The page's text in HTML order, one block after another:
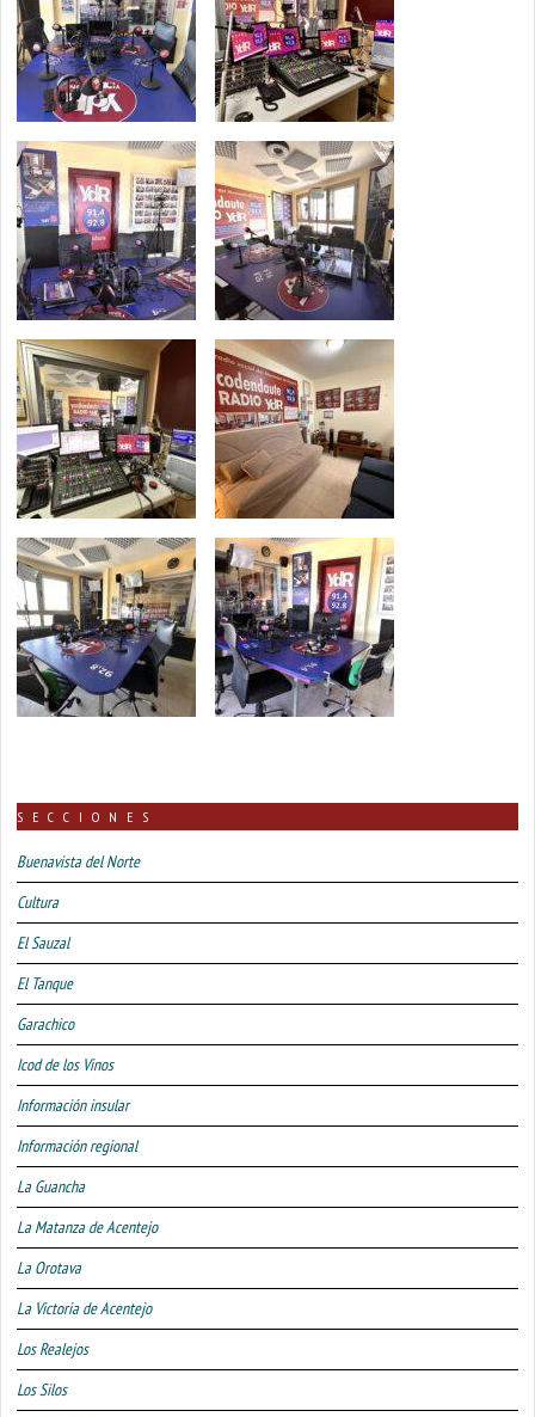
SECCIONES
Buenavista del Norte
Cultura
El Sauzal
El Tanque
Garachico
Icod de los Vinos
Información insular
Información regional
La Guancha
La Matanza de Acentejo
La Orotava
La Victoria de Acentejo
Los Realejos
Los Silos